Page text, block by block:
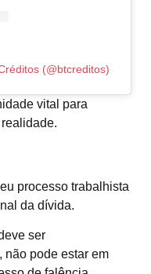
(@btcreditos)
vital para
processo trabalhista
da dívida.
ser
não pode estar em